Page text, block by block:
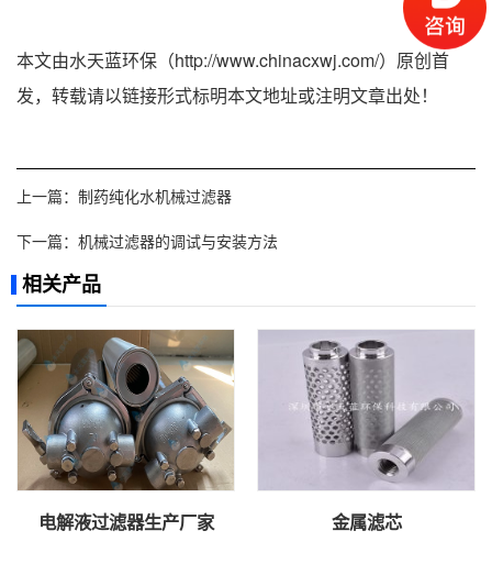
本文由水天蓝环保（http://www.chinacxwj.com/）原创首
发，转载请以链接形式标明本文地址或注明文章出处！
上一篇： 制药纯化水机械过滤器
下一篇： 机械过滤器的调试与安装方法
相关产品
电解液过滤器生产厂家 金属滤芯